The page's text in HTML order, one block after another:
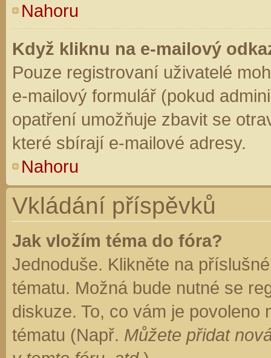
Nahoru
Když kliknu na e-mailový
Pouze registrovaní uživatelé
e-mailový formulář (pokud
opatření umožňuje zbavit se
které sbírají e-mailové adresy.
Nahoru
Vkládání příspěvků
Jak vložím téma do fóra?
Jednoduše. Klikněte na
tématu. Možná bude nutné se
diskuze. To, co vám je
tématu (Např. Můžete přidat